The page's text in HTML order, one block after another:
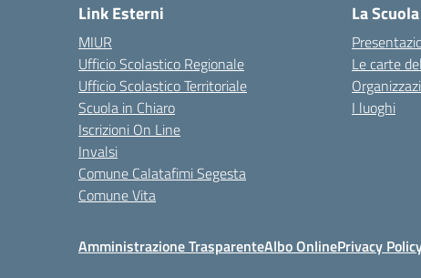
Link Esterni
MIUR
Ufficio Scolastico Regionale
Ufficio Scolastico Territoriale
Scuola in Chiaro
Iscrizioni On Line
Invalsi
Comune Calatafimi Segesta
Comune Vita
La Scuola
Le carte
I luoghi
Amministrazione TrasparenteAlbo OnlinePrivacy